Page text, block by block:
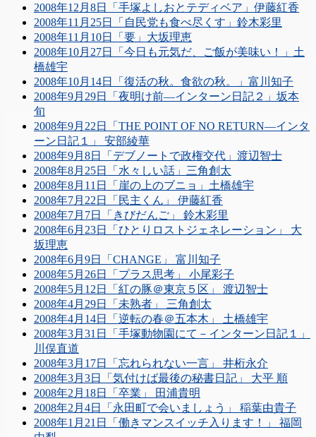
2008年12月8日「手塚よしおとテディベア」伊藤紅香
2008年11月25日「自民党も食べ尽くす」鈴木彩里
2008年11月10日「要」大坂理恵
2008年10月27日「今日も元気だ、ご飯が美味い！」土
橋雄宇
2008年10月14日「復活の秋。食欲の秋。」富川知子
2008年9月29日「夜明け前―インターン日記２」坂本
旬
2008年9月22日「THE POINT OF NO RETURN―インタ
ーン日記１」 安部綾華
2008年9月8日「デブノートで政権交代」渡辺智士
2008年8月25日「水々しい話」三角創太
2008年8月11日「崖の上のブニョ」土橋雄宇
2008年7月22日「民主くん」 伊藤紅香
2008年7月7日「きびだんご」 鈴木彩里
2008年6月23日「ひとりロストジェネレーション」 大
坂理恵
2008年6月9日「CHANGE」 富川知子
2008年5月26日「プラス思考」 小尾彩子
2008年5月12日「紅の豚＠東京５区」 渡辺智士
2008年4月29日「未熟者」 三角創太
2008年4月14日「逆転の春＠五本木」 土橋雄宇
2008年3月31日「手塚動物園にて－インターン日記１」
川俣直道
2008年3月17日「忘れられない一言」 井桁永介
2008年3月3日「気付けば最後の秘書日記」 大平 順
2008年2月18日「卒業」 田浦貴明
2008年2月4日「永田町で会いましょう」 稲葉由貴子
2008年1月21日「働きマンスイッチ入ります！」 福岡